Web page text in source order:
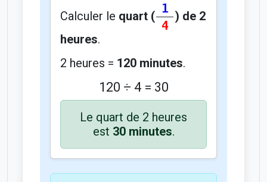
Calculer le quart (
1
4
) de 2
heures.
2 heures = 120 minutes.
120 ÷ 4 = 30
Le quart de 2 heures
est 30 minutes.